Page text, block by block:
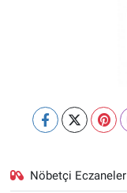
Nöbetçi Eczaneler